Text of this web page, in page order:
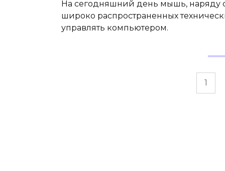
На сегодняшний день мышь, наряду
широко распространенных
управлять компьютером.
1